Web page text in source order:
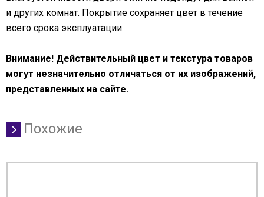
и других комнат. Покрытие сохраняет цвет в течение
всего срока эксплуатации.
Внимание! Действительный цвет и текстура товаров
могут незначительно отличаться от их изображений,
представленных на сайте.
Похожие